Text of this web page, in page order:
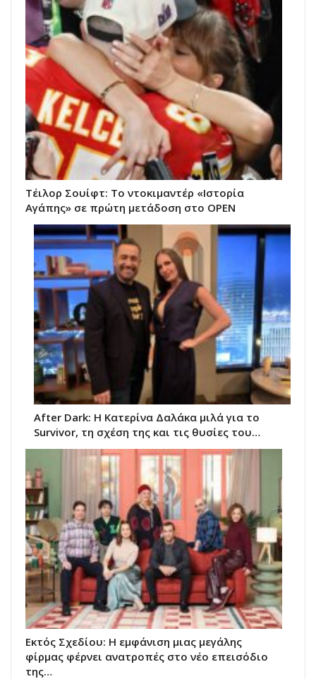
Τέιλορ Σουίφτ: Το ντοκιμαντέρ «Ιστορία
Αγάπης» σε πρώτη μετάδοση στο OPEN
After Dark: Η Κατερίνα Δαλάκα μιλά για το
Survivor, τη σχέση της και τις θυσίες του…
Εκτός Σχεδίου: Η εμφάνιση μιας μεγάλης
φίρμας φέρνει ανατροπές στο νέο επεισόδιο
της…